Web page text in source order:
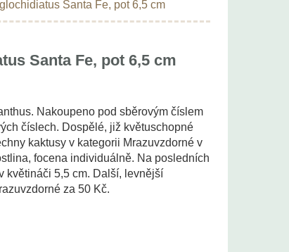
Santa Fe, pot 6,5 cm
Santa Fe, pot 6,5 cm
Nakoupeno pod sběrovým číslem
číslech. Dospělé, již květuschopné
kaktusy v kategorii Mrazuvzdorné v
focena individuálně. Na posledních
květináči 5,5 cm. Další, levnější
za 50 Kč.